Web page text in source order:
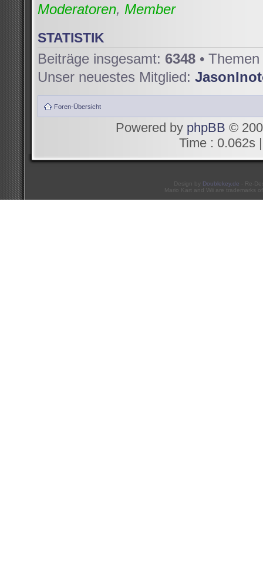
Moderatoren, Member
STATISTIK
Beiträge insgesamt: 6348 •
Unser neuestes Mitglied:
Foren-Übersicht
Powered by phpBB ©
Time : 0.062s
Design by Doublekey.de - Re-
Mario Kart and Wii are trademarks